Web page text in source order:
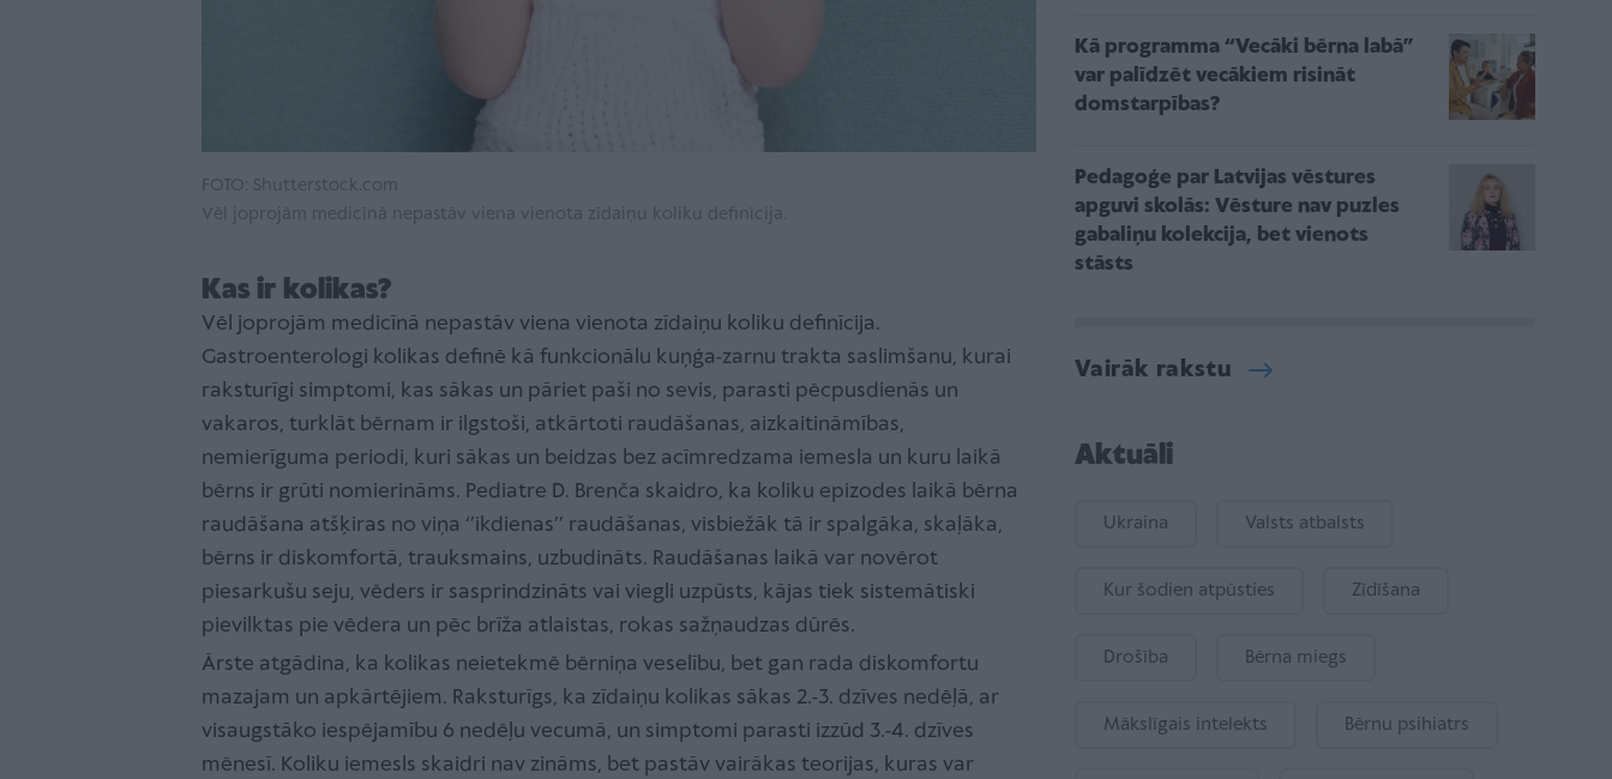
FOTO: Shutterstock.com
Vēl joprojām medicīnā nepastāv viena vienota zīdaiņu koliku definīcija.
Kas ir kolikas?
Vēl joprojām medicīnā nepastāv viena vienota zīdaiņu koliku definīcija.
Gastroenterologi kolikas definē kā funkcionālu kuņģa-zarnu trakta saslimšanu, kurai
raksturīgi simptomi, kas sākas un pāriet paši no sevis, parasti pēcpusdienās un
vakaros, turklāt bērnam ir ilgstoši, atkārtoti raudāšanas, aizkaitināmības,
nemierīguma periodi, kuri sākas un beidzas bez acīmredzama iemesla un kuru laikā
bērns ir grūti nomierināms. Pediatre D. Brenča skaidro, ka koliku epizodes laikā bērna
raudāšana atšķiras no viņa ‘’ikdienas’’ raudāšanas, visbiežāk tā ir spalgāka, skaļāka,
bērns ir diskomfortā, trauksmains, uzbudināts. Raudāšanas laikā var novērot
piesarkušu seju, vēders ir sasprindzināts vai viegli uzpūsts, kājas tiek sistemātiski
pievilktas pie vēdera un pēc brīža atlaistas, rokas sažņaudzas dūrēs.
Ārste atgādina, ka kolikas neietekmē bērniņa veselību, bet gan rada diskomfortu
mazajam un apkārtējiem. Raksturīgs, ka zīdaiņu kolikas sākas 2.-3. dzīves nedēļā, ar
visaugstāko iespējamību 6 nedēļu vecumā, un simptomi parasti izzūd 3.-4. dzīves
mēnesī. Koliku iemesls skaidri nav zināms, bet pastāv vairākas teorijas, kuras var
Kā programma “Vecāki bērna labā”
var palīdzēt vecākiem risināt
domstarpības?
Pedagoģe par Latvijas vēstures
apguvi skolās: Vēsture nav puzles
gabaliņu kolekcija, bet vienots
stāsts
Vairāk rakstu
Aktuāli
Ukraina Valsts atbalsts
Kur šodien atpūsties Zīdīšana
Drošība Bērna miegs
Mākslīgais intelekts Bērnu psihiatrs